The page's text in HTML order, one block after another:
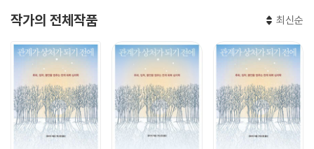
는 사람들이 건강하게 사랑할 수 있도록 도와주는 책이다. 소중한 관계가
서로를 찌르는 칼날로 바뀐 이유는 당신 탓도, 그 사람의 탓도 아니다. 관계
를 흔들고 우리를 힘들게 만든 건 어린 날에 회복하지 못한 트라우마였다.
저자는 이 책에서 우리가 외면했던 과거의 상처와 내면을 바라볼 용기를
주고, 부정적인 감정의 원인을 명확히 꼬집어 나와 관계 모두를 지킬 수 있
는 처방전을 준다. 누구에게 도 상처 주지 않고 상처받지 않는 ‘나’로 다시
태어나는 시간이 될 것이다.
작가의 전체작품 최신순